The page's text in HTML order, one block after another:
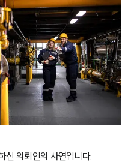
신 의뢰인의 사연입니다.